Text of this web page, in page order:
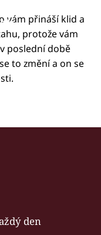
vám přináší klid a
protože vám
poslední době
to změní a on se
den